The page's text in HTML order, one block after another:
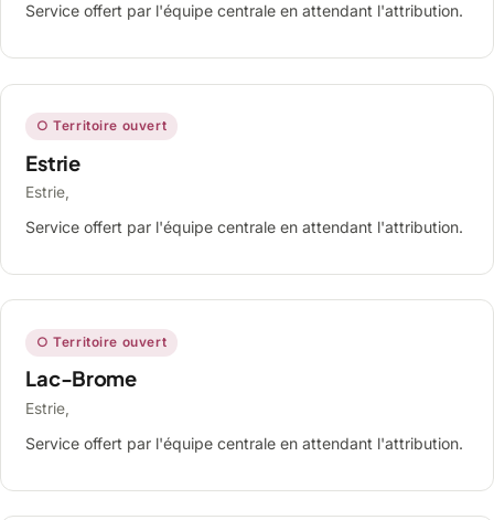
Service offert par l'équipe centrale en attendant l'attribution.
○ Territoire ouvert
Estrie
Estrie,
Service offert par l'équipe centrale en attendant l'attribution.
○ Territoire ouvert
Lac-Brome
Estrie,
Service offert par l'équipe centrale en attendant l'attribution.